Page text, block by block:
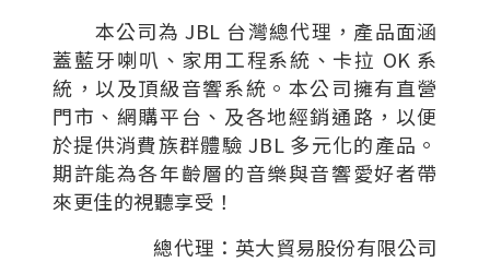
本公司為 JBL 台灣總代理，產品面涵
蓋藍牙喇叭、家用工程系統、卡拉 OK 系
統，以及頂級音響系統。本公司擁有直營
門市、網購平台、及各地經銷通路，以便
於提供消費族群體驗 JBL 多元化的產品。
期許能為各年齡層的音樂與音響愛好者帶
來更佳的視聽享受！
總代理：英大貿易股份有限公司